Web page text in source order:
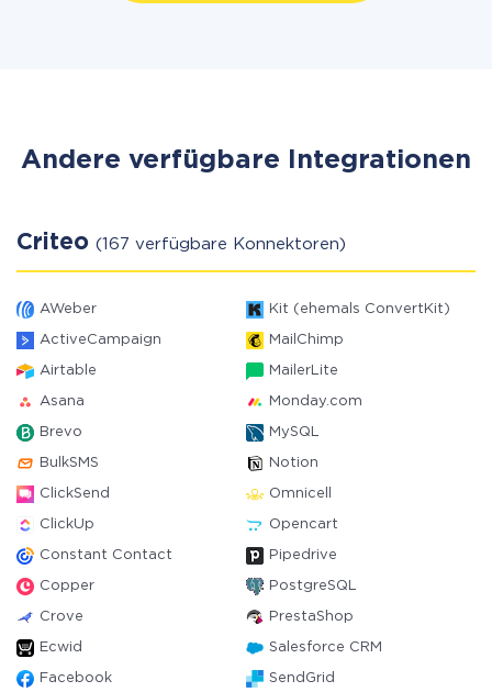
Andere verfügbare Integrationen
Criteo (167 verfügbare Konnektoren)
AWeber Kit (ehemals ConvertKit)
ActiveCampaign MailChimp
Airtable MailerLite
Asana Monday.com
Brevo MySQL
BulkSMS Notion
ClickSend Omnicell
ClickUp Opencart
Constant Contact Pipedrive
Copper PostgreSQL
Crove PrestaShop
Ecwid Salesforce CRM
Facebook SendGrid